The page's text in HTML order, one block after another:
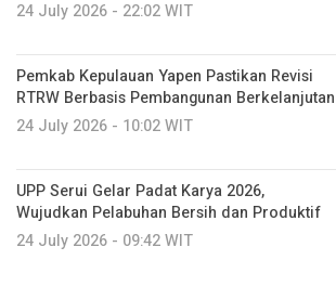
24 July 2026 - 22:02 WIT
Pemkab Kepulauan Yapen Pastikan Revisi
RTRW Berbasis Pembangunan Berkelanjutan
24 July 2026 - 10:02 WIT
UPP Serui Gelar Padat Karya 2026,
Wujudkan Pelabuhan Bersih dan Produktif
24 July 2026 - 09:42 WIT